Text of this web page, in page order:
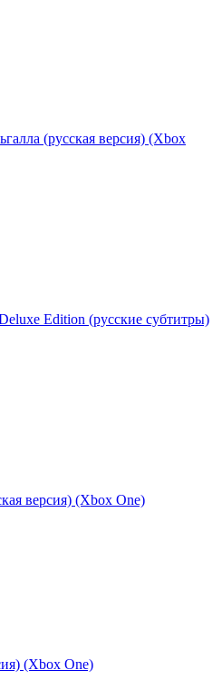
(русская версия) (Xbox
Edition (русские субтитры)
версия) (Xbox One)
(Xbox One)